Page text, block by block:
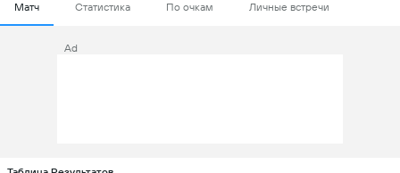
Матч Статистика По очкам Личные встречи
Ad